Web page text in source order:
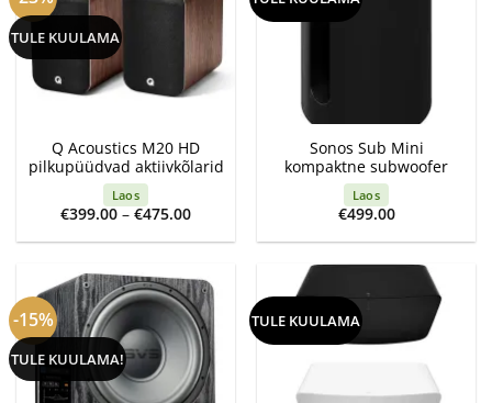
TULE KUULAMA
Q Acoustics M20 HD
pilkupüüdvad aktiivkõlarid
Laos
€399.00 – €475.00Price
€399.00
Sonos Sub Mini
kompaktne subwoofer
Laos
€499.00
-15%
TULE KUULAMA!
TULE KUULAMA